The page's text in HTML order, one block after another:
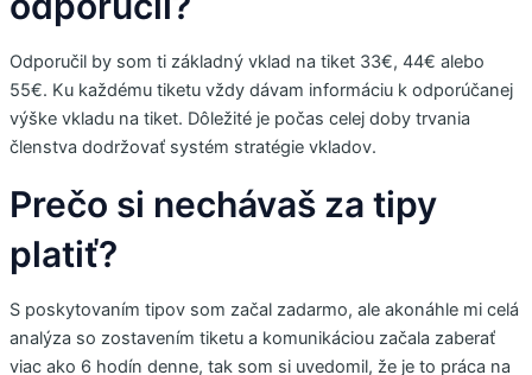
Odporučil by som ti základný vklad na tiket 33€, 44€ alebo
55€. Ku každému tiketu vždy dávam informáciu k odporúčanej
výške vkladu na tiket. Dôležité je počas celej doby trvania
členstva dodržovať systém stratégie vkladov.
Prečo si nechávaš za tipy
platiť?
S poskytovaním tipov som začal zadarmo, ale akonáhle mi celá
analýza so zostavením tiketu a komunikáciou začala zaberať
viac ako 6 hodín denne, tak som si uvedomil, že je to práca na